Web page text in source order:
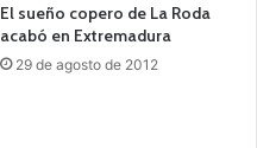
El sueño copero de La Roda
acabó en Extremadura
29 de agosto de 2012